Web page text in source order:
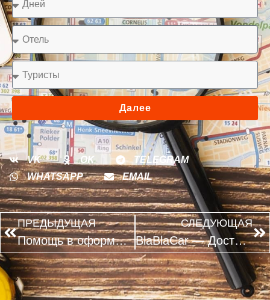
Далее
VK OK
TELEGRAM
WHATSAPP
EMAIL
ПРЕДЫДУЩАЯ
Помощь в оформлении визы
СЛЕДУЮЩАЯ
BlaBlaCar — Доступные поездки на любой вкус